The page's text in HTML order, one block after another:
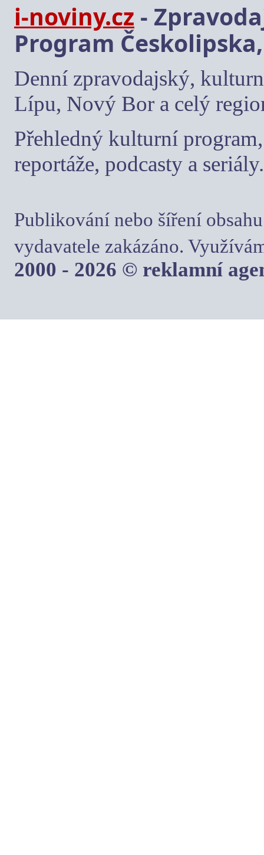
i-noviny.cz -
Program
Denní zpravodajský,
Lípu, Nový Bor a celý
Přehledný kulturní
reportáže, podcasty a seriály.
Publikování nebo šíření
vydavatele zakázáno.
2000 - 2026 © reklamní